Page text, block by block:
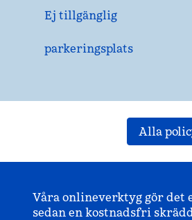
Ej tillgänglig
parkeringsplats
Alla
Våra onlineverktyg gör det
sedan en kostnadsfri